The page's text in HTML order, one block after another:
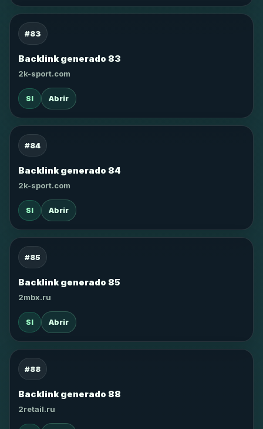
#83
Backlink generado 83
2k-sport.com
SI Abrir
#84
Backlink generado 84
2k-sport.com
SI Abrir
#85
Backlink generado 85
2mbx.ru
SI Abrir
#88
Backlink generado 88
2retail.ru